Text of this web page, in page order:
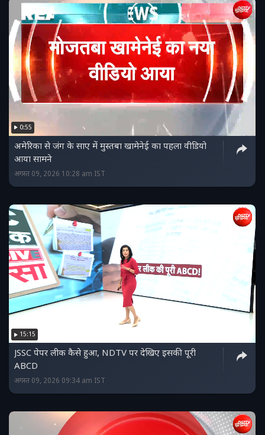
0:55
अमेरिका से जंग के साए में मुस्तबा खामेनेई का पहला वीडियो
आया सामने
अगस्त 09, 2026 10:28 am IST
15:15
JSSC पेपर लीक कैसे हुआ, NDTV पर देखिए इसकी पूरी
ABCD
अगस्त 09, 2026 09:34 am IST